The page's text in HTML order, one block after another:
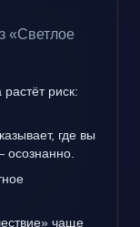
«Светлое
риск:
где вы
осознанно.
чаще